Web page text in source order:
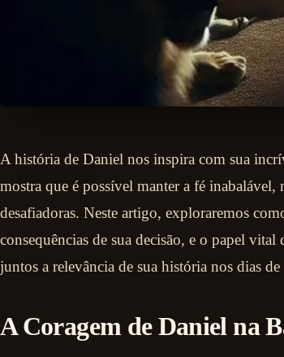
A história de Daniel nos inspira com sua
mostra que é possível manter a fé inabalável,
desafiadoras. Neste artigo, exploraremos
consequências de sua decisão, e o papel
juntos a relevância de sua história nos dias de
A Coragem de Daniel na